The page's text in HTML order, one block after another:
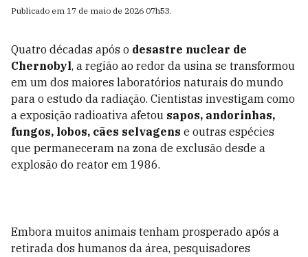
Publicado em 17 de maio de 2026 07h53.
Quatro décadas após o desastre nuclear de
Chernobyl, a região ao redor da usina se transformou
em um dos maiores laboratórios naturais do mundo
para o estudo da radiação. Cientistas investigam como
a exposição radioativa afetou sapos, andorinhas,
fungos, lobos, cães selvagens e outras espécies
que permaneceram na zona de exclusão desde a
explosão do reator em 1986.
Embora muitos animais tenham prosperado após a
retirada dos humanos da área, pesquisadores